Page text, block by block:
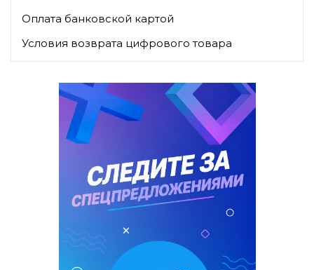
Оплата банковской картой
Условия возврата цифрового товара